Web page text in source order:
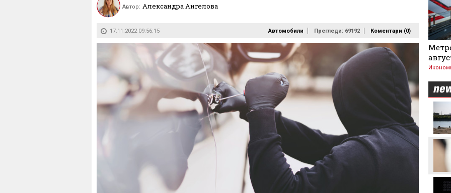
Автор: Александра Ангелова
17.11.2022 09:56:15 Автомобили Прегледи: 69192 Коментари (0)
Макаби Тел Авив срещу
ЦСКА, "жълтите" на
колене!
Левски преминава в
съвсем друга финансова